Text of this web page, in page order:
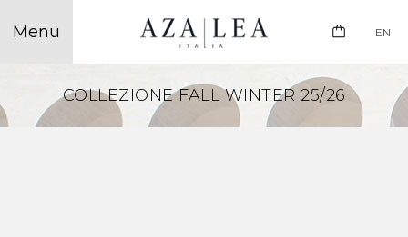
EN
COLLEZIONE FALL WINTER 25/26